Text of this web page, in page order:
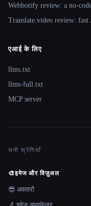
Webbotify review: a no-
Translate.video review:
एआई के लिए
llms.txt
llms-full.txt
MCP server
सभी श्रेणियाँ
🎨इमेज और विज़ुअल
😎 अवतारों